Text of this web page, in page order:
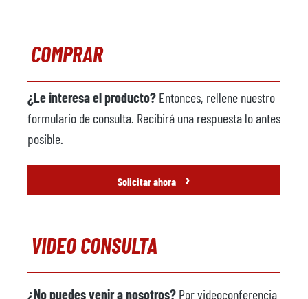
COMPRAR
¿Le interesa el producto? Entonces, rellene nuestro
formulario de consulta. Recibirá una respuesta lo antes
posible.
Solicitar ahora ›
VIDEO CONSULTA
¿No puedes venir a nosotros? Por videoconferencia